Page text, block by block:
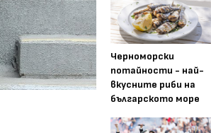
Черноморски
потайности - най-
вкусните риби на
българското море